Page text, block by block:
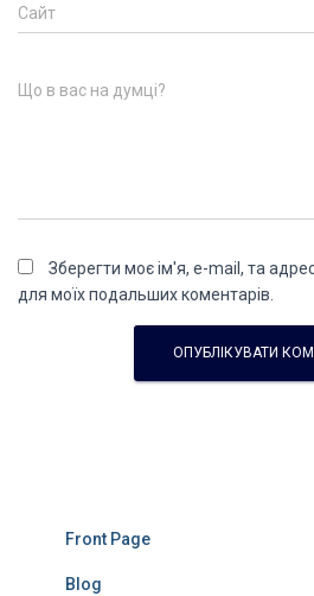
Сайт
Що в вас на думці?
Зберегти моє ім'я, e-mail, та
для моїх подальших коментарів.
Front Page
Blog